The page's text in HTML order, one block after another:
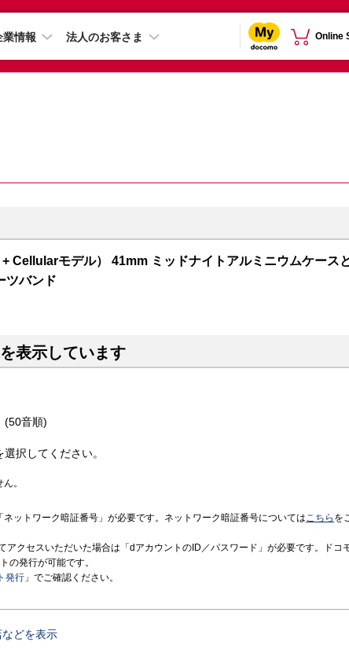
業情報 法人のお客さま Online
Cellularモデル） 41mm ミッドナイトアルミニウムケース
ツバンド
表示しています
(50音順)
択してください。
。
ットワーク暗証番号」が必要です。ネットワーク暗証番号についてはこちら を
アクセスいただいた場合は「dアカウントのID／パスワード」が必要です。ドコ
の発行が可能です。
発行 」でご確認ください。
どを表示